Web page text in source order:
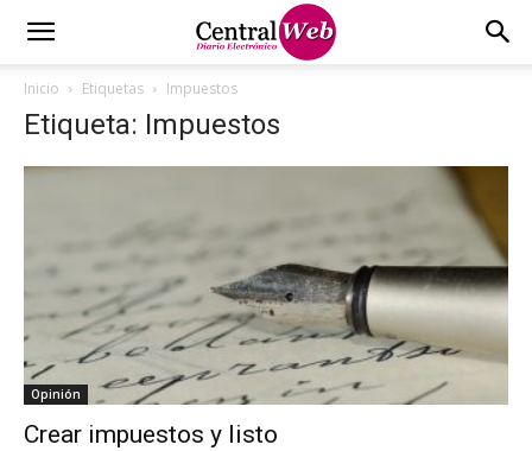
Inicio Etiquetas Impuestos
Etiqueta: Impuestos
Opinión
Crear impuestos y listo